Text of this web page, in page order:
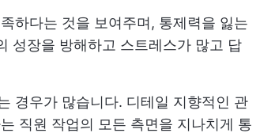
하다는 것을 보여주며, 통제력을 잃는
성장을 방해하고 스트레스가 많고 답
경우가 많습니다. 디테일 지향적인 관
직원 작업의 모든 측면을 지나치게 통